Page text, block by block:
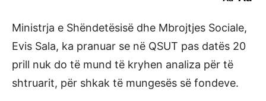
Ministrja e Shëndetësisë dhe Mbrojtjes Sociale,
Evis Sala, ka pranuar se në QSUT pas datës 20
prill nuk do të mund të kryhen analiza për të
shtruarit, për shkak të mungesës së fondeve.